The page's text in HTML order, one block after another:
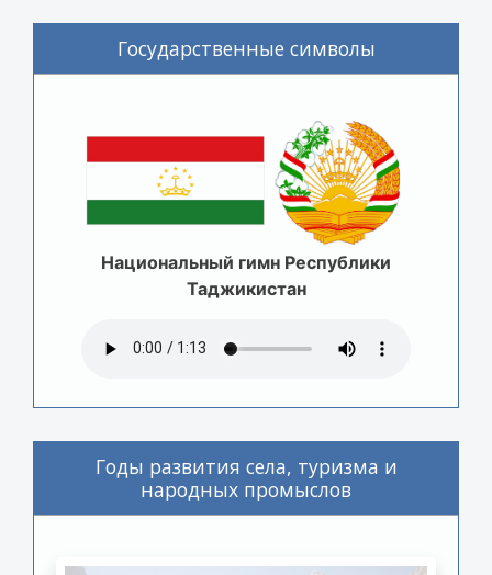
Государственные символы
Национальный гимн Республики
Таджикистан
Годы развития села, туризма и
народных промыслов